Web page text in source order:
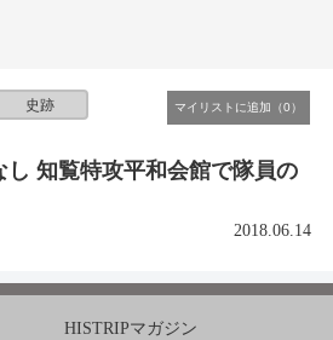
史跡
知覧特攻平和会館で隊員の
2018.06.14
HISTRIPマガジン